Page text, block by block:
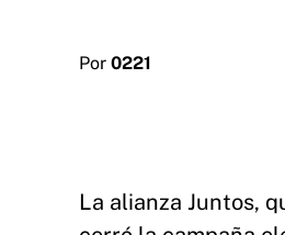
Por 0221
La alianza Juntos,